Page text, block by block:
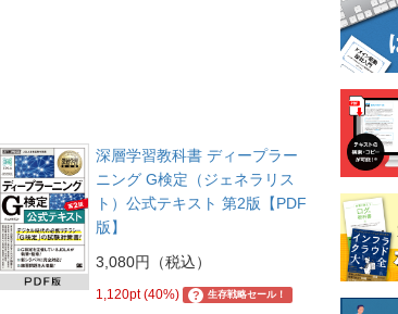
深層学習教科書 ディープラー
ニング G検定（ジェネラリス
ト）公式テキスト 第2版【PDF
版】
3,080円（税込）
1,120pt (40%) ? 生存戦略セール！